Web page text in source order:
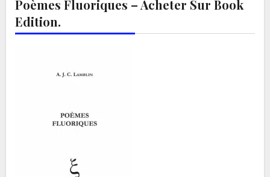
Poèmes Fluoriques – Acheter Sur Book
Edition.